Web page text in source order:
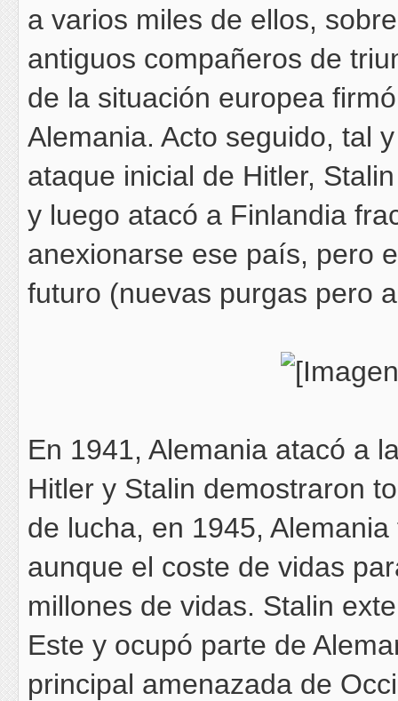
a varios miles de ellos,
antiguos compañeros de
de la situación europea
Alemania. Acto seguido, tal
ataque inicial de Hitler,
y luego atacó a Finlandia
anexionarse ese país, pero
futuro (nuevas purgas pero
En 1941, Alemania atacó a
Hitler y Stalin demostraron
de lucha, en 1945,
aunque el coste de vidas
millones de vidas. Stalin
Este y ocupó parte de
principal amenazada de